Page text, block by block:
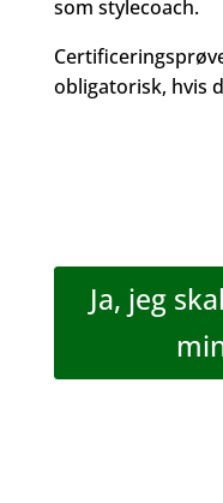
som stylecoach.
obligatorisk, hvis
Ja, jeg